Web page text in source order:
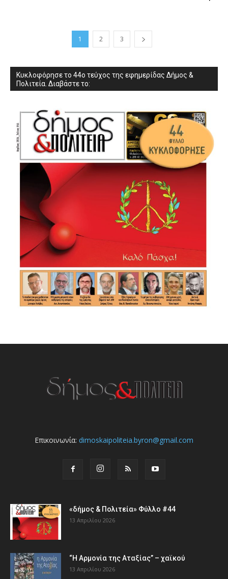
1 2 3
Κυκλοφόρησε το 44ο τεύχος της εφημερίδας Δήμος &
Πολιτεία. Διαβάστε το:
Επικοινωνία: dimoskaipoliteia.byron@gmail.com
«δήμος & Πολιτεία» Φύλλο #44
13 Απριλίου 2026
“Η Αρμονία της Αταξίας” – χαϊκού
13 Απριλίου 2026